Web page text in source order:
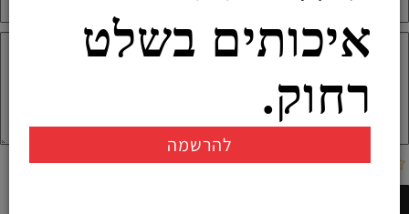
איכותים בשלט
רחוק.
להרשמה